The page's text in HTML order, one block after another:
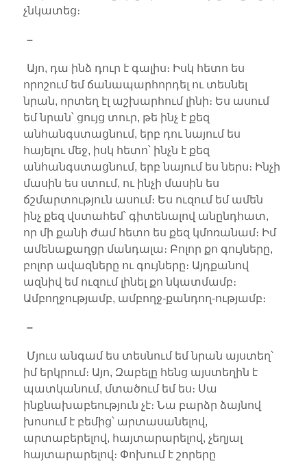
չնկատեց։
–
Այո, դա ինձ դուր է գալիս։ Իսկ հետո ես
որոշում եմ ճանապարհորդել ու տեսնել
նրան, որտեղ էլ աշխարհում լինի։ Ես ասում
եմ նրան՝ ցույց տուր, թե ինչ է քեզ
անհանգստացնում, երբ դու նայում ես
հայելու մեջ, իսկ հետո՝ ինչն է քեզ
անհանգստացնում, երբ նայում ես ներս։ Ինչի
մասին ես ստում, ու ինչի մասին ես
ճշմարտություն ասում։ Ես ուզում եմ ամեն
ինչ քեզ վստահեմ՝ գիտենալով անընդհատ,
որ մի քանի ժամ հետո ես քեզ կմոռանամ։ Իմ
ամենաքաղցր մանդալա։ Բոլոր քո գույները,
բոլոր ավազները ու գույները։ Այդքանով
ազնիվ եմ ուզում լինել քո նկատմամբ։
Ամբողջությամբ, ամբողջ-քանդող-ությամբ։
–
Մյուս անգամ ես տեսնում եմ նրան այստեղ՝
իմ երկրում։ Այո, Զաբելը հենց այստեղին է
պատկանում, մտածում եմ ես։ Սա
ինքնախաբեություն չէ։ Նա բարձր ձայնով
խոսում է բեմից՝ արտասանելով,
արտաբերելով, հայտարարելով, չեղյալ
հայտարարելով։ Փոխում է շորերը